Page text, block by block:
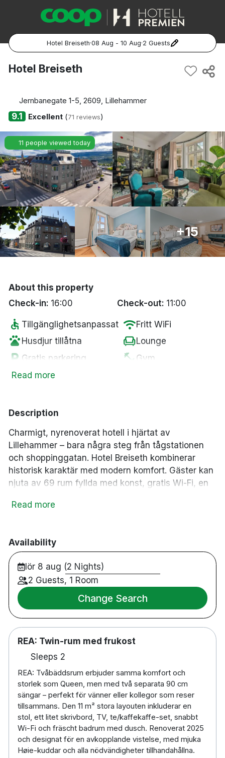
Hotel Breiseth·08 Aug - 10 Aug·2 Guests
Popular Destinations:
Göteborg
Malmö
Hela Norge
Oslo
Bergen
Hotel Breiseth
Jernbanegate 1-5, 2609, Lillehammer
9.1 Excellent(71 reviews)
11 people viewed today
+15
About this property
Check-in: 16:00 Check-out: 11:00
accessible Tillgänglighetsanpassat wifiFritt WiFi
pets Husdjur tillåtna chairLounge
local_parking Gratis parkering fitness_center Gym
smoke_freeRökfria rum
local_barBar
Read more
Description
Charmigt, nyrenoverat hotell i hjärtat av
Lillehammer – bara några steg från tågstationen
och shoppinggatan. Hotel Breiseth kombinerar
historisk karaktär med modern komfort. Gäster kan
njuta av 69 rum fyllda med konst, gratis Wi-Fi, en
vardagsrum och lugn innergård. Hotellet har också
utgångspunkt året runt – nära skidspår,
vandringsleder, museer och gallerier. Äkta
gästfrihet, lokal kultur och personlig service gör
Breiseth unikt.
🏨 69 rum
🚿 Bad med dusch eller badkar
📶 Gratis WiFi
🖋️ Skrivbord
🧺 Strykjärn/stryktvätt på begäran
🍽️ Frukost inkluderad
🍸 Bar
🌇 Takterrass
🌿 Innegård
⏰ Sen utcheckning mot en avgift
Read more
Availability
lör 8 aug (2 Nights)
2 Guests, 1 Room
Change Search
REA: Twin-rum med frukost
Sleeps 2
REA: Tvåbäddsrum erbjuder samma komfort och
storlek som Queen, men med två separata 90 cm
sängar – perfekt för vänner eller kollegor som reser
tillsammans. Den 11 m² stora layouten inkluderar en
stol, ett litet skrivbord, TV, te/kaffekaffe-set, snabbt
Wi-Fi och fräscht badrum med dusch. Renoverat 2025
och designat för en avkopplande vistelse, med mjuka
Høie-kuddar och alla nödvändigheter tillhandahållna.